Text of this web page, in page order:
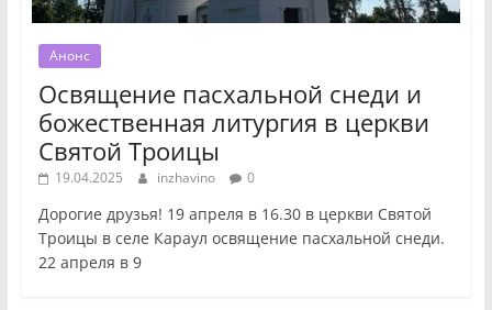
Анонс
Освящение пасхальной снеди и
божественная литургия в церкви
Святой Троицы
19.04.2025 inzhavino 0
Дорогие друзья! 19 апреля в 16.30 в церкви Святой
Троицы в селе Караул освящение пасхальной снеди.
22 апреля в 9